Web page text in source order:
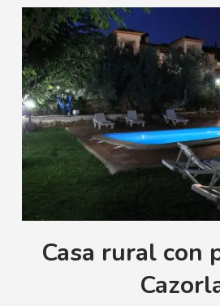
Casa rural con